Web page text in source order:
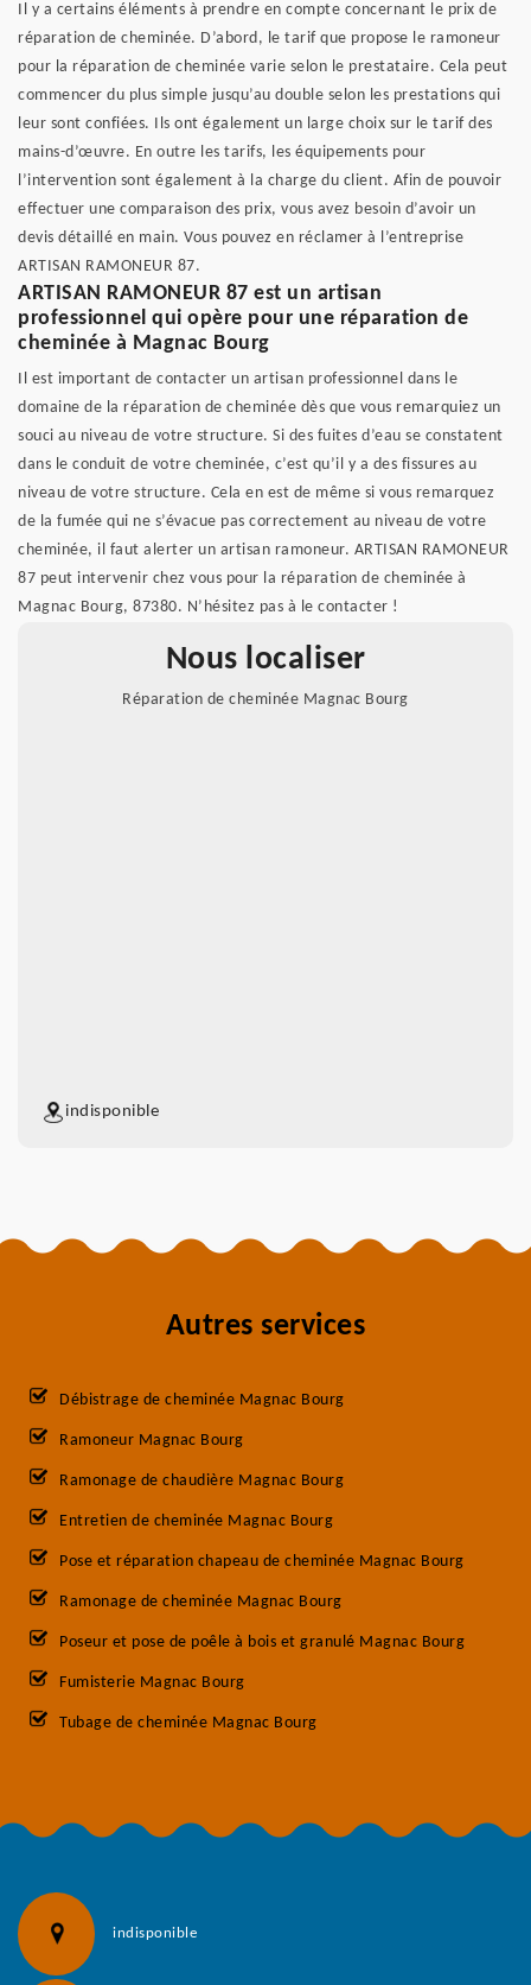
Il y a certains éléments à prendre en compte concernant le prix de
réparation de cheminée. D’abord, le tarif que propose le ramoneur
pour la réparation de cheminée varie selon le prestataire. Cela peut
commencer du plus simple jusqu’au double selon les prestations qui
leur sont confiées. Ils ont également un large choix sur le tarif des
mains-d’œuvre. En outre les tarifs, les équipements pour
l’intervention sont également à la charge du client. Afin de pouvoir
effectuer une comparaison des prix, vous avez besoin d’avoir un
devis détaillé en main. Vous pouvez en réclamer à l’entreprise
ARTISAN RAMONEUR 87.
ARTISAN RAMONEUR 87 est un artisan
professionnel qui opère pour une réparation de
cheminée à Magnac Bourg
Il est important de contacter un artisan professionnel dans le
domaine de la réparation de cheminée dès que vous remarquiez un
souci au niveau de votre structure. Si des fuites d’eau se constatent
dans le conduit de votre cheminée, c’est qu’il y a des fissures au
niveau de votre structure. Cela en est de même si vous remarquez
de la fumée qui ne s’évacue pas correctement au niveau de votre
cheminée, il faut alerter un artisan ramoneur. ARTISAN RAMONEUR
87 peut intervenir chez vous pour la réparation de cheminée à
Magnac Bourg, 87380. N’hésitez pas à le contacter !
Nous localiser
Réparation de cheminée Magnac Bourg
indisponible
Autres services
Débistrage de cheminée Magnac Bourg
Ramoneur Magnac Bourg
Ramonage de chaudière Magnac Bourg
Entretien de cheminée Magnac Bourg
Pose et réparation chapeau de cheminée Magnac Bourg
Ramonage de cheminée Magnac Bourg
Poseur et pose de poêle à bois et granulé Magnac Bourg
Fumisterie Magnac Bourg
Tubage de cheminée Magnac Bourg
indisponible